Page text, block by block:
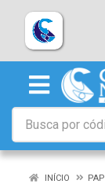
INÍCIO